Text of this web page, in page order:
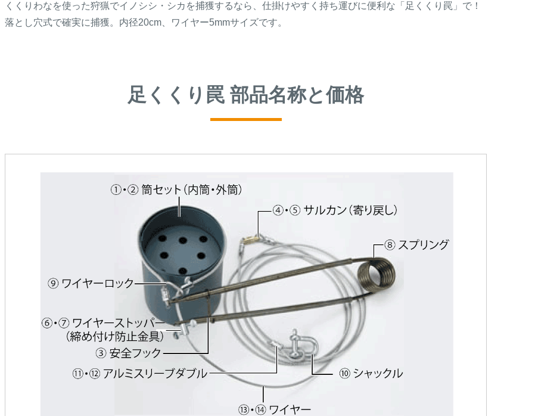
くくりわなを使った狩猟でイノシシ・シカを捕獲するなら、仕掛けやすく持ち運びに便利な「足くくり罠」で！
落とし穴式で確実に捕獲。内径20cm、ワイヤー5mmサイズです。
足くくり罠 部品名称と価格